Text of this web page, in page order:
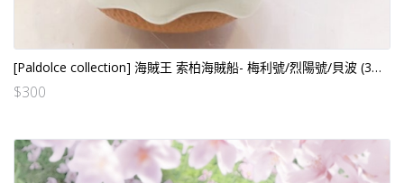
[Paldolce collection] 海賊王 索柏海賊船- 梅利號/烈陽號/貝波 (3個SET) (行）
$300